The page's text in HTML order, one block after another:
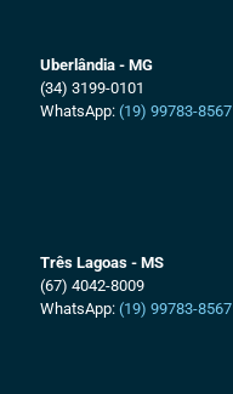
Uberlândia - MG
(34) 3199-0101
WhatsApp: (19) 99783-8567
Três Lagoas - MS
(67) 4042-8009
WhatsApp: (19) 99783-8567